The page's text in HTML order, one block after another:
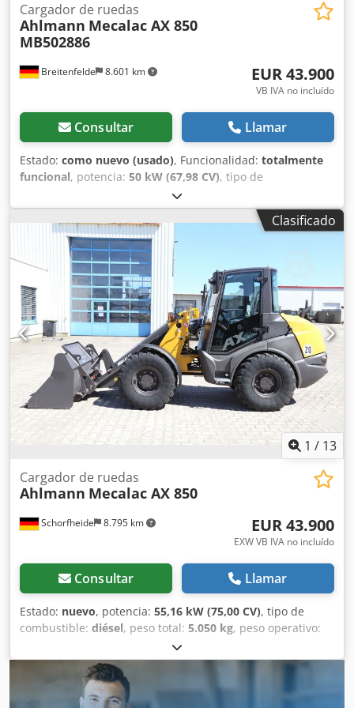
Breitenfelde 8.601 km
Cargador de ruedas
Ahlmann Mecalac AX 850
MB502886
EUR 43.900
VB IVA no incluído
Consultar Llamar
Estado: como nuevo (usado), Funcionalidad: totalmente
funcional, potencia: 50 kW (67,98 CV), tipo de
, peso operativo:
neumático:405/70 R 18, Año de fabricación:2023, horas
de funcionamiento:150 h, Equipamiento:UVV, cabina,
faros adicionales, hidráulica, horquillas para palés, pala
estándar, recogedor trasero , Motor Fase V, Chedpfotrnf
Dex Agkja 20. km/versión, Sistema hidráulico auxiliar de
circuito continuo, Acoplamientos hidráulicos para 1er
circuito adicional, Asiento confort Grammer, Neumáticos
Mitas 405/70 R18, Caja de almacenamiento con tapa, Luces
de trabajo traseras, preparación para radio, enganche
rápido hidráulico, Cucharón estándar con borde de corte
soldado y por lo tanto 1 metro cúbico, horquilla
portapalets
Clasificado
1 / 13
Schorfheide 8.795 km
Cargador de ruedas
Ahlmann Mecalac AX 850
EUR 43.900
EXW VB IVA no incluído
Consultar Llamar
Estado: nuevo, potencia: 55,16 kW (75,00 CV), tipo de
combustible: diésel, peso total: 5.050 kg, peso operativo:
, Año de fabricación:2023
funcionamiento:1 h, número de máquina/vehículo:
, Equipamiento:
UVV, cabina, horquillas para
palés, pala 4 en 1, pala estándar, tracción a las cuatro